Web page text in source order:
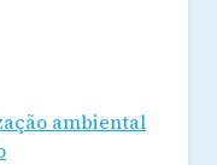
ambiental